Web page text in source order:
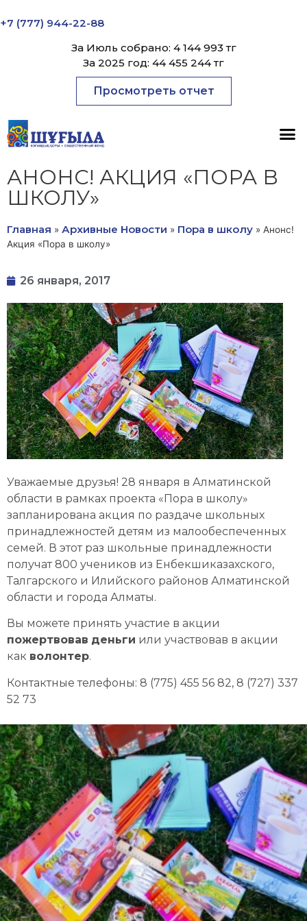
+7 (777) 944-22-88
За Июль собрано: 4 144 993 тг
За 2025 год: 44 455 244 тг
Просмотреть отчет
АНОНС! АКЦИЯ «ПОРА В
ШКОЛУ»
Главная » Архивные Новости » Пора в школу » Анонс!
Акция «Пора в школу»
26 января, 2017
Уважаемые друзья! 28 января в Алматинской
области в рамках проекта «Пора в школу»
запланирована акция по раздаче школьных
принадлежностей детям из малообеспеченных
семей. В этот раз школьные принадлежности
получат 800 учеников из Енбекшиказахского,
Талгарского и Илийского районов Алматинской
области и города Алматы.
Вы можете принять участие в акции
пожертвовав деньги или участвовав в акции
как волонтер.
Контактные телефоны: 8 (775) 455 56 82, 8 (727) 337
52 73